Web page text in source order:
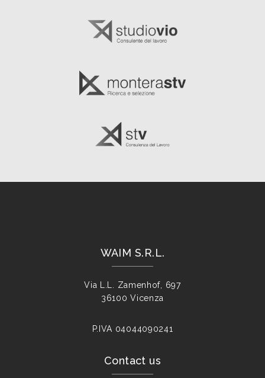
WAIM S.R.L.
Via L.L. Zamenhof, 697
36100 Vicenza
P.IVA 04044090241
Contact us